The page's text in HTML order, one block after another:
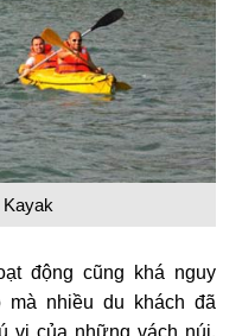
động cũng khá nguy
nhiều du khách đã